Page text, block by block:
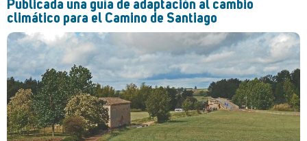
Publicada una guía de adaptación al cambio
climático para el Camino de Santiago